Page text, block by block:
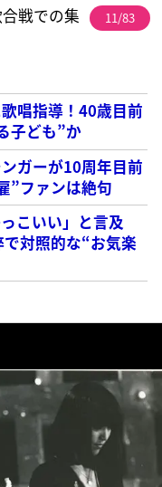
戦での集
11/83
唱指導！40歳目前
子ども”か
ガーが10周年目前
”ファンは絶句
こいい」と言及
対照的な“お気楽